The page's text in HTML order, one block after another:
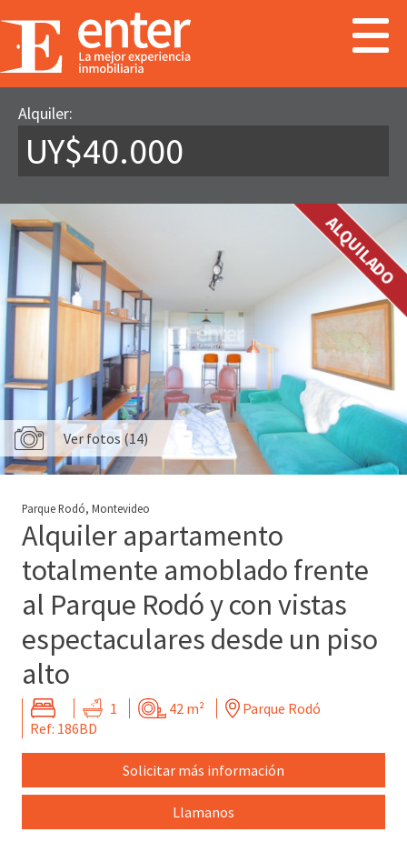
Alquiler:
UY$40.000
ALQUILADO
Ver fotos (14)
Parque Rodó, Montevideo
Alquiler apartamento
totalmente amoblado frente
al Parque Rodó y con vistas
espectaculares desde un piso
alto
1 42 m²
Parque Rodó
Ref: 186BD
Solicitar más información
Llamanos